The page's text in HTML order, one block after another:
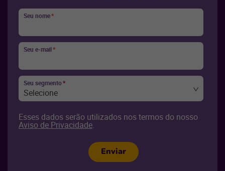
Seu nome*
Seu e-mail*
Seu segmento*
Selecione
Esses dados serão utilizados nos termos do nosso
Aviso de Privacidade.
Enviar